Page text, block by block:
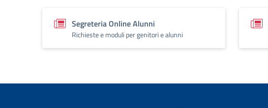
Segreteria Online Alunni
Richieste e moduli per genitori e alunni